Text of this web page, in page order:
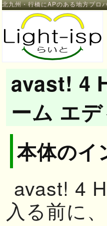
北九州・行橋にAPのある地方プロ
avast! 4
ーム エ
本体のイ
avast! 4
入る前に